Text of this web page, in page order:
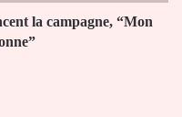
la campagne, “Mon